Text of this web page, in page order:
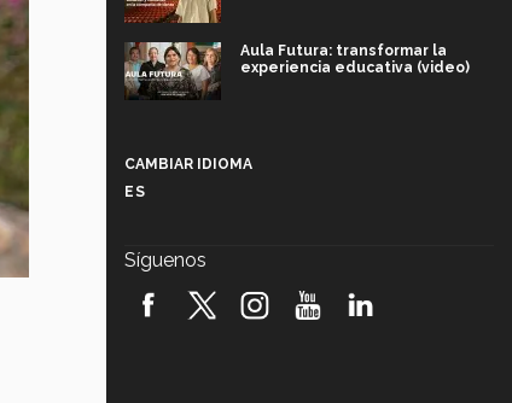
Aula Futura: transformar la
experiencia educativa (video)
robótica FIRST 2026! (video)
CAMBIAR IDIOMA
ES
Síguenos